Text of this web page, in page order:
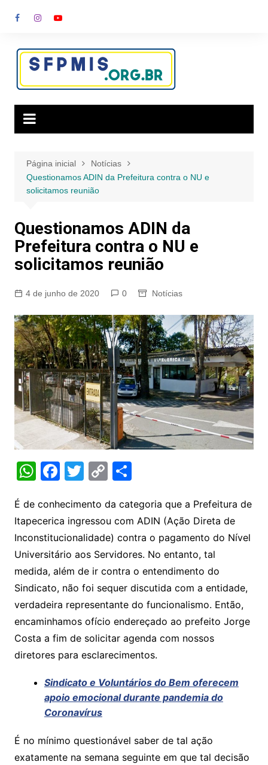
para
conteúdo
Página inicial
Notícias
Questionamos ADIN da Prefeitura contra o NU e
solicitamos reunião
Questionamos ADIN da
Prefeitura contra o NU e
solicitamos reunião
4 de junho de 2020 0 Notícias
W
at
s
A
p
p
F
c
e
b
o
o
k
T
itt
er
C
p
y
Li
n
k
S
ar
e
É de conhecimento da categoria que a Prefeitura de
Itapecerica ingressou com ADIN (Ação Direta de
Inconstitucionalidade) contra o pagamento do Nível
Universitário aos Servidores. No entanto, tal
medida, além de ir contra o entendimento do
Sindicato, não foi sequer discutida com a entidade,
verdadeira representante do funcionalismo. Então,
encaminhamos ofício endereçado ao prefeito Jorge
Costa a fim de solicitar agenda com nossos
diretores para esclarecimentos.
Sindicato e Voluntários do Bem oferecem
apoio emocional durante pandemia do
Coronavírus
É no mínimo questionável saber de tal ação
exatamente na semana seguinte em que tal decisão